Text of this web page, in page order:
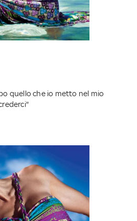
quello che io metto nel mio